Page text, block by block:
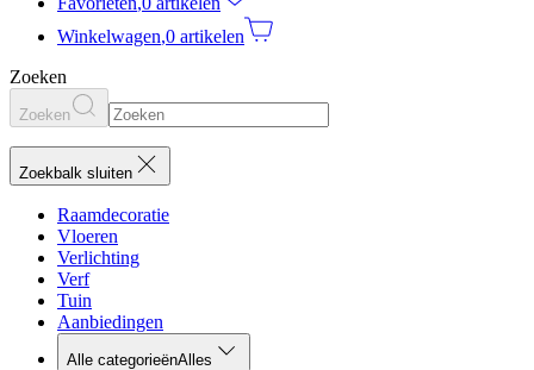
Winkelwagen,0 artikelen
Zoeken
Zoeken
Zoekbalk sluiten
Raamdecoratie
Vloeren
Verlichting
Verf
Tuin
Aanbiedingen
Alle categorieënAlles